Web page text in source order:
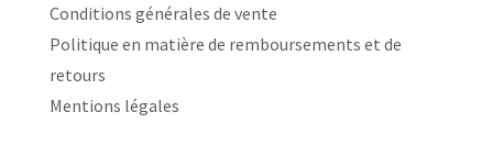
Conditions générales de vente
Politique en matière de remboursements et de
retours
Mentions légales